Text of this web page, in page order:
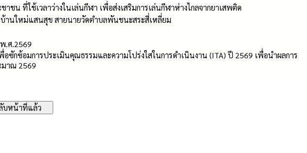
ชน ที่ใช้เวลาว่างในเล่นกีฬา เพื่อส่งเสริมการเล่นกีฬาห่างไกลจากยาเสพติด
านใหม่แสนสุข สายนายวัดตำบลพันชนะสระสี่เหลี่ยม
.ศ.2569
ซ้อมการประเมินคุณธรรมและความโปร่งใสในการดำเนินงาน (ITA) ปี 2569 เพื่อนำผลการ
าณ 2569